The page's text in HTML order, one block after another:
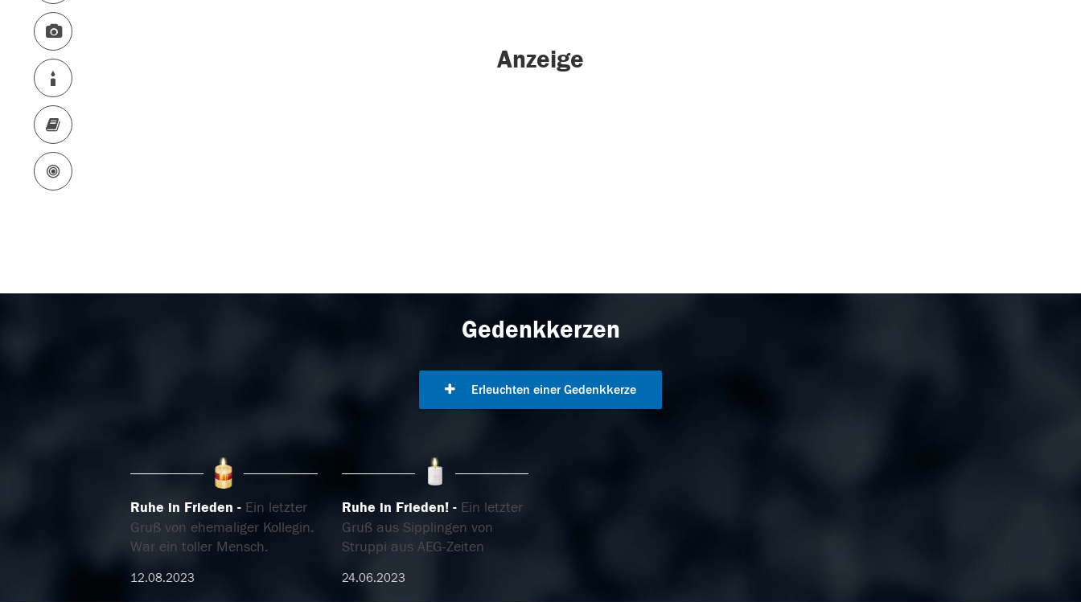
Anzeige
Gedenkkerzen
Erleuchten einer Gedenkkerze
Ruhe in Frieden
Ein letzter
Gruß von ehemaliger Kollegin.
War ein toller Mensch.
12.08.2023
Ruhe in Frieden!
Ein letzter
Gruß aus Sipplingen von
Struppi aus AEG-Zeiten
24.06.2023